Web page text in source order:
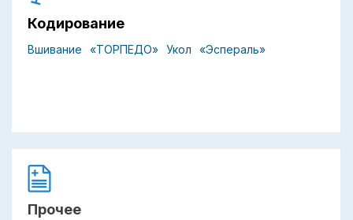
Кодирование
Вшивание «ТОРПЕДО» Укол «Эспераль»
Прочее